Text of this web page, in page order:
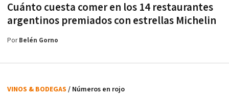
Cuánto cuesta comer en los 14 restaurantes
argentinos premiados con estrellas Michelin
PorBelén Gorno
VINOS & BODEGAS / Números en rojo